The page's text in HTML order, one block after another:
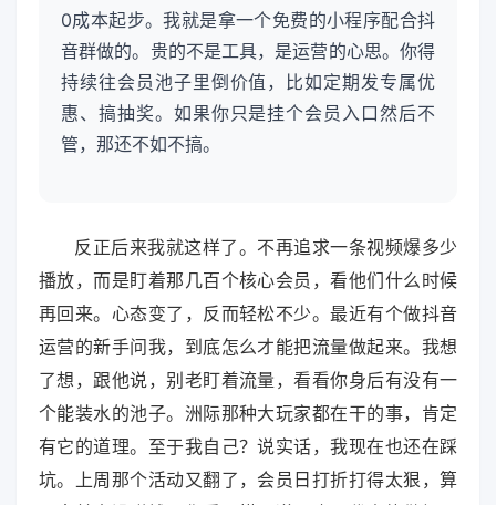
0成本起步。我就是拿一个免费的小程序配合抖
音群做的。贵的不是工具，是运营的心思。你得
持续往会员池子里倒价值，比如定期发专属优
惠、搞抽奖。如果你只是挂个会员入口然后不
管，那还不如不搞。
反正后来我就这样了。不再追求一条视频爆多少
播放，而是盯着那几百个核心会员，看他们什么时候
再回来。心态变了，反而轻松不少。最近有个做抖音
运营的新手问我，到底怎么才能把流量做起来。我想
了想，跟他说，别老盯着流量，看看你身后有没有一
个能装水的池子。洲际那种大玩家都在干的事，肯定
有它的道理。至于我自己？说实话，我现在也还在踩
坑。上周那个活动又翻了，会员日打折打得太狠，算